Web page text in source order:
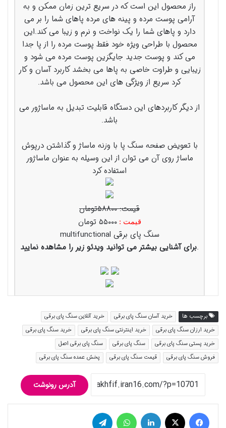
راز محصول این است که در سریع ترین زمان ممکن و به
آرامی پوست مرده و پینه های مرده پاهای شما را بر می
دارد و پاهای شما را یک نواخت و نرم و زیبا می کند.این
محصول با طراحی ویژه خود فقط پوست مرده را از پا جدا
می کند و پوست جدید جایگزین پوست مرده می شود و
زیبایی و طراوت خاصی به پاها می بخشد کاربرد آسان و کار
کرد سریع از ویژگی های این محصول می باشد.
از دیگر کاربردهای این دستگاه قابلیت تبدیل به ماساژور می
باشد.
با تعویض صفحه سنگ پا با وزنه ماساژ و گذاشتن درپوش
ماساژ روی آن می توان از این وسیله به عنوان ماساژور
استفاده کرد
قیمت: ۵۸۸۰۰تومان
قیمت :۵۵۰۰۰ تومان
سنگ پای برقی multifunctional
.برای آشنایی بیشتر می توانید ویدئو زیر را مشاهده نمایید
برچسب ها خرید آسان سنگ پای برقی
خرید آنلاین سنگ پای برقی
خرید ارزان سنگ پای برقی
خرید اینترنتی سنگ پای برقی
خرید سنگ پای برقی
خرید پستی سنگ پای برقی
سنگ پای برقی
سنگ پای برقی اصل
فروش سنگ پای برقی
قیمت سنگ پای برقی پخش عمده سنگ پای برقی
آدرس رونوشت
فیس بوک لینکدین